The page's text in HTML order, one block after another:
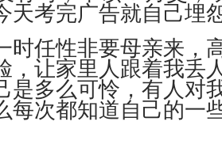
天考完广告就自己
时任性非要母亲来，
，让家里人跟着我丢
是多么可怜，有人对
每次都知道自己的一